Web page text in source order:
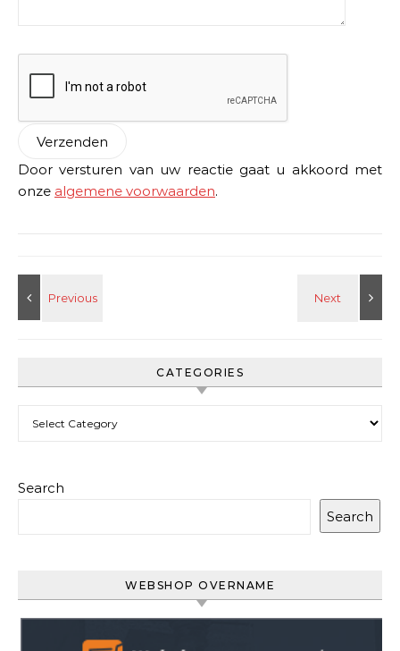
Door versturen van uw reactie gaat u akkoord met
onze algemene voorwaarden.
CATEGORIES
Search
Search
WEBSHOP OVERNAME